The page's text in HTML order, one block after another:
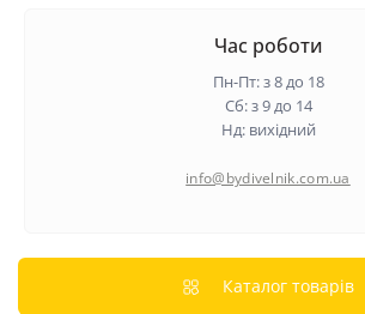
Гарантія та повернення
Політика конфіденційності
Час роботи
Пн-Пт: з 8 до 18
Сб: з 9 до 14
Нд: вихідний
info@bydivelnik.com.ua
Каталог товарів